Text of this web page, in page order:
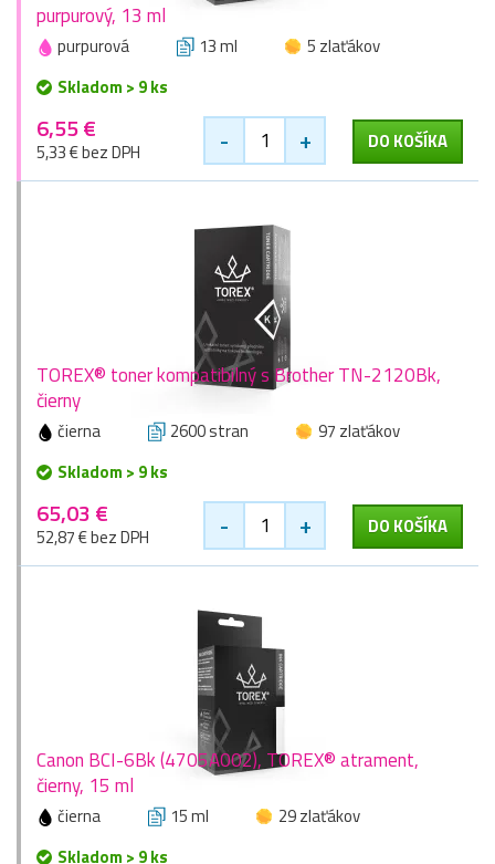
purpurový, 13 ml
purpurová 13 ml
5 zlaťákov
Skladom > 9 ks
6,55 €
5,33 € bez DPH - + DO KOŠÍKA
TOREX® toner kompatibilný s Brother TN-2120Bk,
čierny
čierna 2600 stran
97 zlaťákov
Skladom > 9 ks
65,03 €
52,87 € bez DPH - + DO KOŠÍKA
Canon BCI-6Bk (4705A002), TOREX® atrament,
čierny, 15 ml
čierna 15 ml
29 zlaťákov
Skladom > 9 ks